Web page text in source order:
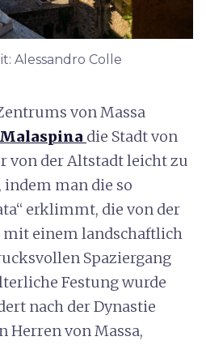
Alessandro Colle
von Massa
die Stadt von
von der Altstadt leicht zu
man die so
erklimmt, die von der
mit einem landschaftlich
Spaziergang
Festung wurde
nach der Dynastie
Herren von Massa,